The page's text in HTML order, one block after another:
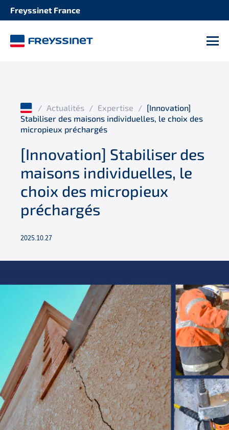
Freyssinet France
/ Actualités / Expertise / [Innovation]
Stabiliser des maisons individuelles, le choix des
micropieux préchargés
[Innovation] Stabiliser des
maisons individuelles, le
choix des micropieux
préchargés
2025.10.27